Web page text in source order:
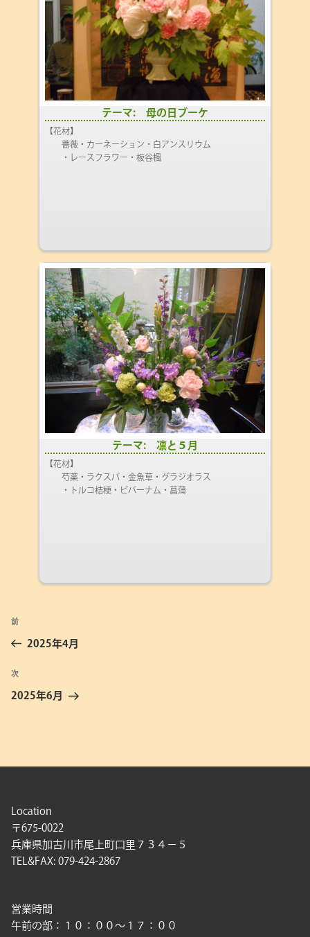
テーマ: 母の日ブーケ
【花材】
薔薇・カーネーション・白アンスリウム
・レースフラワー・板谷楓
テーマ: 凛と５月
【花材】
芍薬・ラクスパ・金魚草・グラジオラス
・トルコ桔梗・ビバーナム・菖蒲
ビ
ゲ
ン
前
の
稿
前
2025年4月
次
の
次
2025年6月
Location
〒675-0022
兵庫県加古川市尾上町口里７３４－５
TEL&FAX: 079-424-2867
営業時間
午前の部：１０：００〜１７：００